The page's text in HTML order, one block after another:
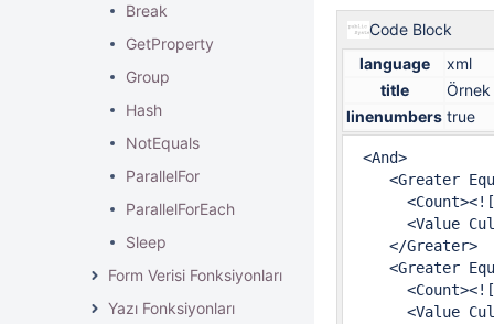
Break
GetProperty
Group
Hash
NotEquals
ParallelFor
ParallelForEach
Sleep
Form Verisi Fonksiyonları
Yazı Fonksiyonları
Code Block
language
xml
title
Örnek
linenumbers true
<And>
<Greater
<Value
    </Greater>
<Greater
<Value